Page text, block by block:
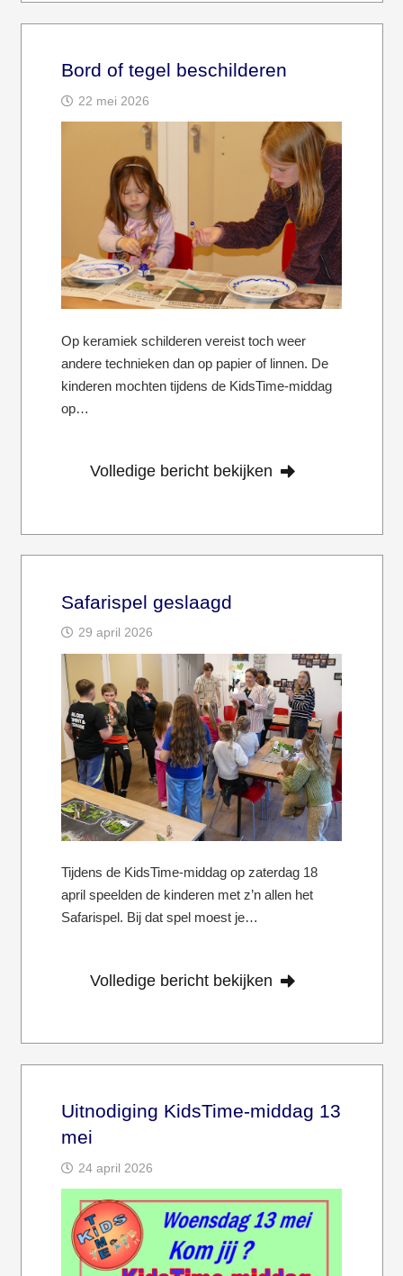
Bord of tegel beschilderen
22 mei 2026
Op keramiek schilderen vereist toch weer
andere technieken dan op papier of linnen. De
kinderen mochten tijdens de KidsTime-middag
op…
Volledige bericht bekijken
Safarispel geslaagd
29 april 2026
Tijdens de KidsTime-middag op zaterdag 18
april speelden de kinderen met z’n allen het
Safarispel. Bij dat spel moest je…
Volledige bericht bekijken
Uitnodiging KidsTime-middag 13
mei
24 april 2026